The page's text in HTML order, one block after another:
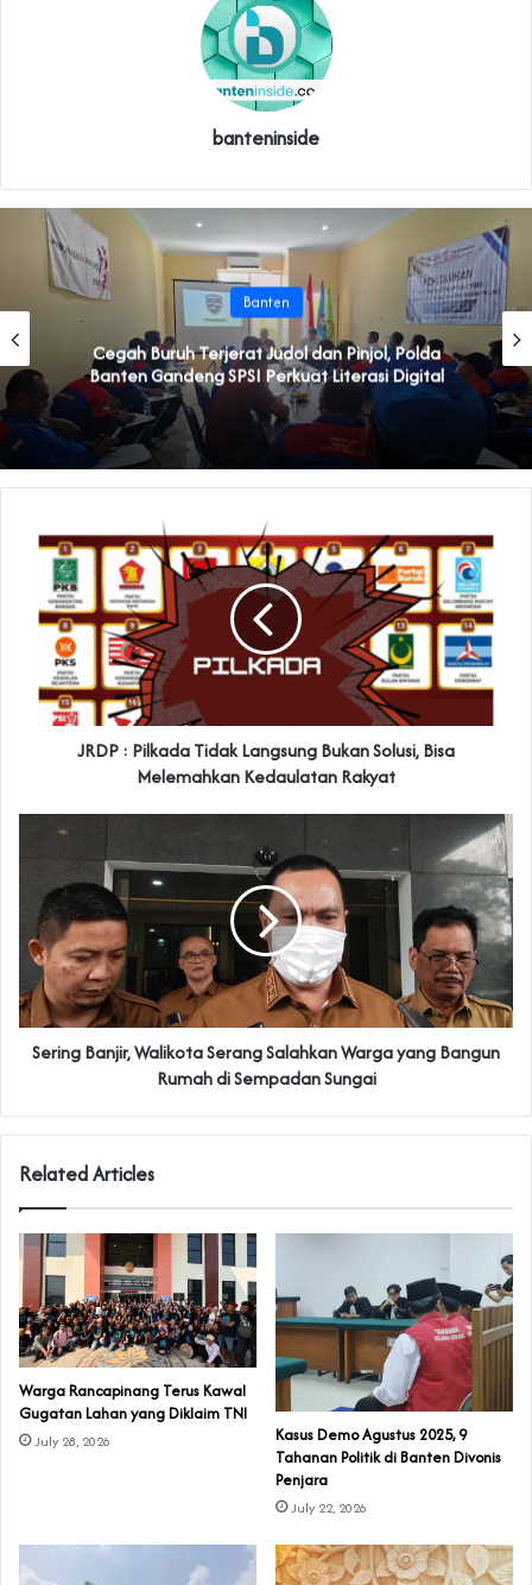
banteninside
Banten
Cegah Buruh Terjerat Judol dan Pinjol, Polda
Banten Gandeng SPSI Perkuat Literasi Digital
JRDP : Pilkada Tidak Langsung Bukan Solusi, Bisa
Melemahkan Kedaulatan Rakyat
Sering Banjir, Walikota Serang Salahkan Warga yang Bangun
Rumah di Sempadan Sungai
Related Articles
‎Warga Rancapinang Terus Kawal
Gugatan Lahan yang Diklaim TNI‎‎
July 28, 2026
‎Kasus Demo Agustus 2025, 9
Tahanan Politik di Banten Divonis
Penjara
July 22, 2026